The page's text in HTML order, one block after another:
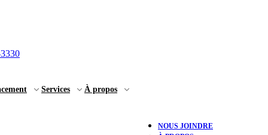
Services À propos
NOUS JOINDRE